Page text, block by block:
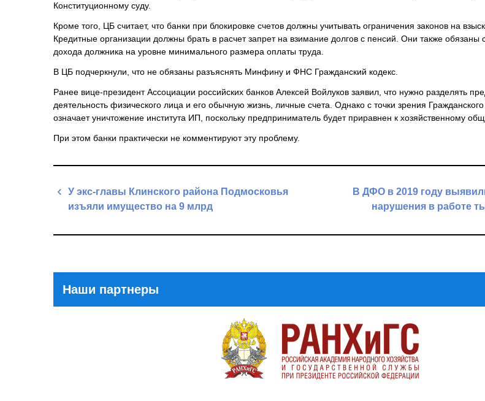
Конституционному суду.
Кроме того, ЦБ считает, что банки при блокировке счетов должны учитывать ограничения законов на
Кредитные организации должны брать в расчет запрет на взимание долгов с пенсий. Они также обязаны
дохода должника на уровне минимального размера оплаты труда.
В ЦБ подчеркнули, что не обязаны разъяснять Минфину и ФНС Гражданский кодекс.
Ранее вице-президент Ассоциации российских банков Алексей Войлуков заявил, что нужно разделять
деятельность физического лица и его обычную жизнь, личные счета. Однако с точки зрения
означает уничтожение института ИП, поскольку предприниматель будет приравнен к хозяйственному
При этом банки практически не комментируют эту проблему.
Навигация
по
У экс-главы Клинского района Подмосковья
изъяли имущество на 9 млрд
В ДФО в 2019 году
нарушения в работе
Наши партнеры